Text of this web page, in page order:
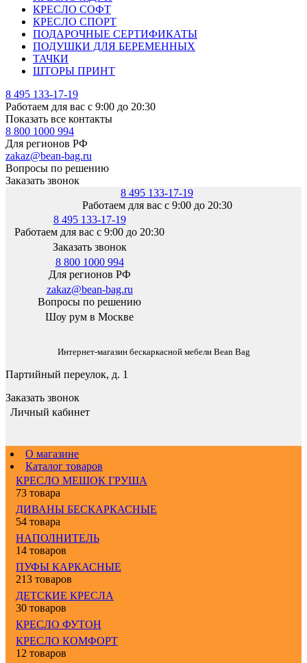
КРЕСЛО СОФТ
КРЕСЛО СПОРТ
ПОДАРОЧНЫЕ СЕРТИФИКАТЫ
ПОДУШКИ ДЛЯ БЕРЕМЕННЫХ
ТАЧКИ
ШТОРЫ ПРИНТ
8 495 133-17-19
Работаем для вас с 9:00 до 20:30
Показать все контакты
8 800 1000 994
Для регионов РФ
zakaz@bean-bag.ru
Вопросы по решению
Заказать звонок
8 495 133-17-19
Работаем для вас с 9:00 до 20:30
8 495 133-17-19
Работаем для вас с 9:00 до 20:30
Заказать звонок
8 800 1000 994
Для регионов РФ
zakaz@bean-bag.ru
Вопросы по решению
Шоу рум в Москве
Интернет-магазин бескаркасной мебели Bean Bag
Партийный переулок, д. 1
Заказать звонок
Личный кабинет
О магазине
Каталог товаров
КРЕСЛО МЕШОК ГРУША
73 товара
ДИВАНЫ БЕСКАРКАСНЫЕ
54 товара
НАПОЛНИТЕЛЬ
14 товаров
ПУФЫ КАРКАСНЫЕ
213 товаров
ДЕТСКИЕ КРЕСЛА
30 товаров
КРЕСЛО ФУТОН
КРЕСЛО КОМФОРТ
12 товаров